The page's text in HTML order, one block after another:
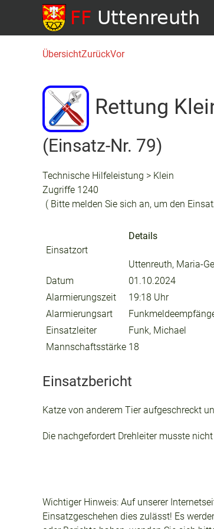
ÜbersichtZurückVor
Rettung
(Einsatz-Nr. 79)
Technische Hilfeleistung > Klein
Zugriffe 1240
( Bitte melden Sie sich an, um den
Einsatzort
Details
Uttenreuth, Maria-
Datum
01.10.2024
Alarmierungszeit
19:18 Uhr
Alarmierungsart
Einsatzleiter
Funk, Michael
Mannschaftsstärke 18
Einsatzbericht
Katze von anderem Tier aufgeschreckt
Die nachgefordert Drehleiter musste
Wichtiger Hinweis: Auf unserer
Einsatzgeschehen dies zulässt! Es